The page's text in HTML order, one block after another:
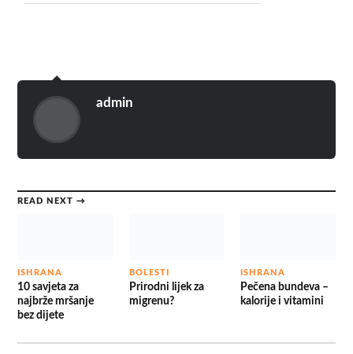
admin
READ NEXT →
ISHRANA
10 savjeta za
najbrže mršanje
bez dijete
BOLESTI
Prirodni lijek za
migrenu?
ISHRANA
Pečena bundeva –
kalorije i vitamini